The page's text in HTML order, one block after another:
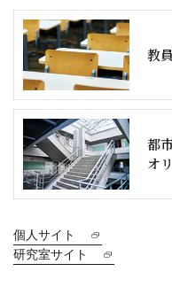
教
都
オ
個人サイト
研究室サイト